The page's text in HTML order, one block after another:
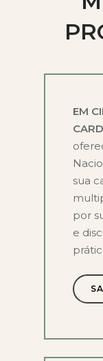
EM
sua
por
e